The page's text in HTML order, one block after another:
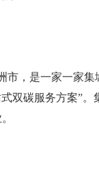
市，是一家一家集
双碳服务方案”。